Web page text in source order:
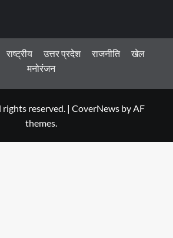
राष्ट्रीय उत्तर प्रदेश राजनीति
खेल
मनोरंजन
reserved. | CoverNews by AF
themes.